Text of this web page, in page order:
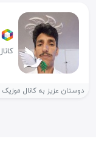
دوستان عزیز به کانال موزیک